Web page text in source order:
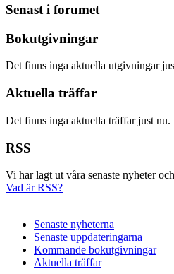
Senast i forumet
Bokutgivningar
Det finns inga aktuella utgivningar
Aktuella träffar
Det finns inga aktuella träffar just nu.
RSS
Vi har lagt ut våra senaste nyheter
Vad är RSS?
Senaste nyheterna
Senaste uppdateringarna
Kommande bokutgivningar
Aktuella träffar